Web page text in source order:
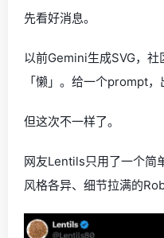
先看好消息。
以前Gemini生成SVG，社
「懒」。给一个prompt，
但这次不一样了。
网友Lentils只用了一个简
风格各异、细节拉满的